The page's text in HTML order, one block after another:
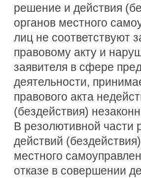
решение и действия
органов местного
лиц не соответствуют
правовому акту и
заявителя в сфере
деятельности,
правового акта
(бездействия)
В резолютивной части
действий
местного
отказе в совершении